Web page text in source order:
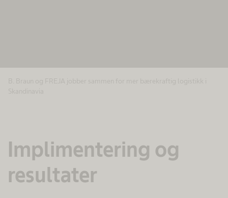
Implimentering og
resultater